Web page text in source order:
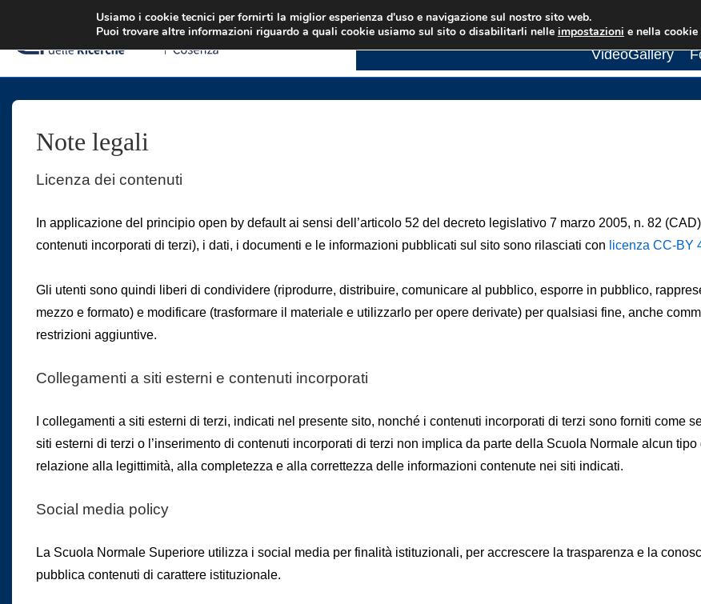
contenuto
principale
Menu
principale
Home ATdR Cosenza Bandi di Gara
VideoGallery
Note legali
Licenza dei contenuti
In applicazione del principio open by default ai sensi dell’articolo 52 del decreto legislativo 7 marzo 2005, n. 82
contenuti incorporati di terzi), i dati, i documenti e le informazioni pubblicati sul sito sono rilasciati con licenza CC-BY
Gli utenti sono quindi liberi di condividere (riprodurre, distribuire, comunicare al pubblico, esporre in pubblico,
mezzo e formato) e modificare (trasformare il materiale e utilizzarlo per opere derivate) per qualsiasi fine, anche
restrizioni aggiuntive.
Collegamenti a siti esterni e contenuti incorporati
I collegamenti a siti esterni di terzi, indicati nel presente sito, nonché i contenuti incorporati di terzi sono forniti come
siti esterni di terzi o l’inserimento di contenuti incorporati di terzi non implica da parte della Scuola Normale alcun tipo
relazione alla legittimità, alla completezza e alla correttezza delle informazioni contenute nei siti indicati.
Social media policy
La Scuola Normale Superiore utilizza i social media per finalità istituzionali, per accrescere la trasparenza e la
pubblica contenuti di carattere istituzionale.
Usiamo i cookie tecnici per fornirti la miglior esperienza d'uso e navigazione sul nostro sito web.
Puoi trovare altre informazioni riguardo a quali cookie usiamo sul sito o disabilitarli nelle impostazioni e nella cookie